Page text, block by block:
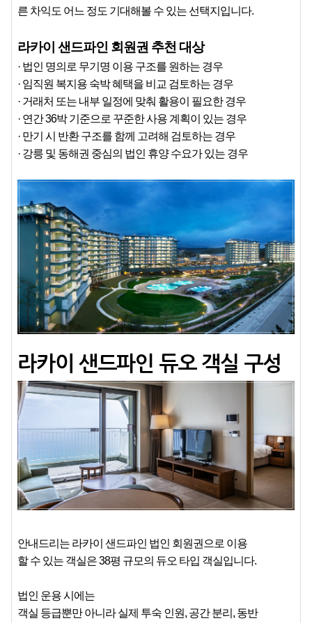
른 차익도 어느 정도 기대해볼 수 있는 선택지입니다.
라카이 샌드파인 회원권 추천 대상
· 법인 명의로 무기명 이용 구조를 원하는 경우
· 임직원 복지용 숙박 혜택을 비교 검토하는 경우
· 거래처 또는 내부 일정에 맞춰 활용이 필요한 경우
· 연간 36박 기준으로 꾸준한 사용 계획이 있는 경우
· 만기 시 반환 구조를 함께 고려해 검토하는 경우
· 강릉 및 동해권 중심의 법인 휴양 수요가 있는 경우
라카이 샌드파인 듀오 객실 구성
안내드리는 라카이 샌드파인 법인 회원권으로 이용
할 수 있는 객실은 38평 규모의 듀오 타입 객실입니다.
법인 운용 시에는
객실 등급뿐만 아니라 실제 투숙 인원, 공간 분리, 동반